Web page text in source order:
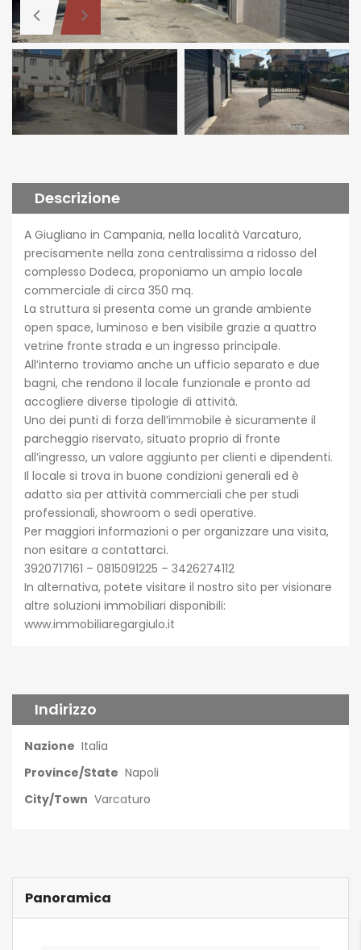
Descrizione
A Giugliano in Campania, nella località Varcaturo,
precisamente nella zona centralissima a ridosso del
complesso Dodeca, proponiamo un ampio locale
commerciale di circa 350 mq.
La struttura si presenta come un grande ambiente
open space, luminoso e ben visibile grazie a quattro
vetrine fronte strada e un ingresso principale.
All’interno troviamo anche un ufficio separato e due
bagni, che rendono il locale funzionale e pronto ad
accogliere diverse tipologie di attività.
Uno dei punti di forza dell’immobile è sicuramente il
parcheggio riservato, situato proprio di fronte
all’ingresso, un valore aggiunto per clienti e dipendenti.
Il locale si trova in buone condizioni generali ed è
adatto sia per attività commerciali che per studi
professionali, showroom o sedi operative.
Per maggiori informazioni o per organizzare una visita,
non esitare a contattarci.
3920717161 – 0815091225 – 3426274112
In alternativa, potete visitare il nostro sito per visionare
altre soluzioni immobiliari disponibili:
www.immobiliaregargiulo.it
Indirizzo
Nazione Italia
Province/State Napoli
City/Town Varcaturo
Panoramica